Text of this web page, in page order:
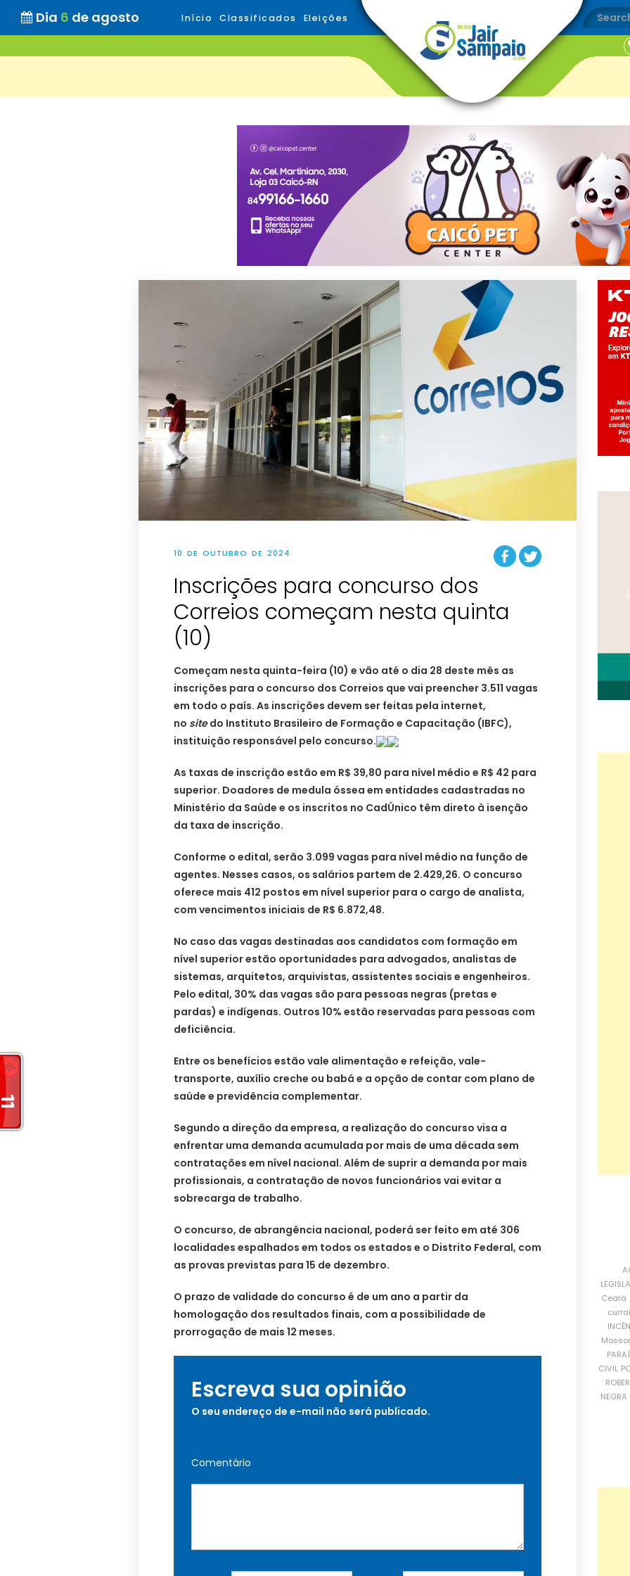
Dia 6 de agosto Início Classificados Eleições
10 DE OUTUBRO DE 2024
Inscrições para concurso dos
Correios começam nesta quinta
(10)
Começam nesta quinta-feira (10) e vão até o dia 28 deste mês as
inscrições para o concurso dos Correios que vai preencher 3.511 vagas
em todo o país. As inscrições devem ser feitas pela internet,
no sitedo Instituto Brasileiro de Formação e Capacitação (IBFC),
instituição responsável pelo concurso.
As taxas de inscrição estão em R$ 39,80 para nível médio e R$ 42 para
superior. Doadores de medula óssea em entidades cadastradas no
Ministério da Saúde e os inscritos no CadÚnico têm direto à isenção
da taxa de inscrição.
Conforme o edital, serão 3.099 vagas para nível médio na função de
agentes. Nesses casos, os salários partem de 2.429,26. O concurso
oferece mais 412 postos em nível superior para o cargo de analista,
com vencimentos iniciais de R$ 6.872,48.
No caso das vagas destinadas aos candidatos com formação em
nível superior estão oportunidades para advogados, analistas de
sistemas, arquitetos, arquivistas, assistentes sociais e engenheiros.
Pelo edital, 30% das vagas são para pessoas negras (pretas e
pardas) e indígenas. Outros 10% estão reservadas para pessoas com
deficiência.
Entre os benefícios estão vale alimentação e refeição, vale-
transporte, auxílio creche ou babá e a opção de contar com plano de
saúde e previdência complementar.
Segundo a direção da empresa, a realização do concurso visa a
enfrentar uma demanda acumulada por mais de uma década sem
contratações em nível nacional. Além de suprir a demanda por mais
profissionais, a contratação de novos funcionários vai evitar a
sobrecarga de trabalho.
O concurso, de abrangência nacional, poderá ser feito em até 306
localidades espalhados em todos os estados e o Distrito Federal, com
as provas previstas para 15 de dezembro.
O prazo de validade do concurso é de um ano a partir da
homologação dos resultados finais, com a possibilidade de
prorrogação de mais 12 meses.
Escreva sua opinião
O seu endereço de e-mail não será publicado.
Comentário
Ceará
CIVIL
NEGRA